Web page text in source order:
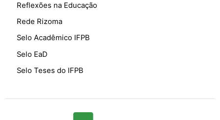
Reflexões na Educação
Rede Rizoma
Selo Acadêmico IFPB
Selo EaD
Selo Teses do IFPB